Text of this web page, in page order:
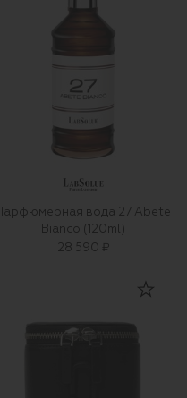
Парфюмерная вода 27 Abete
Bianco (120ml)
28 590 ₽